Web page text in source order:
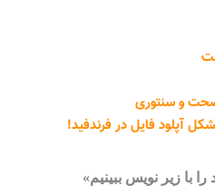
آپلود فایل در فرندفید!